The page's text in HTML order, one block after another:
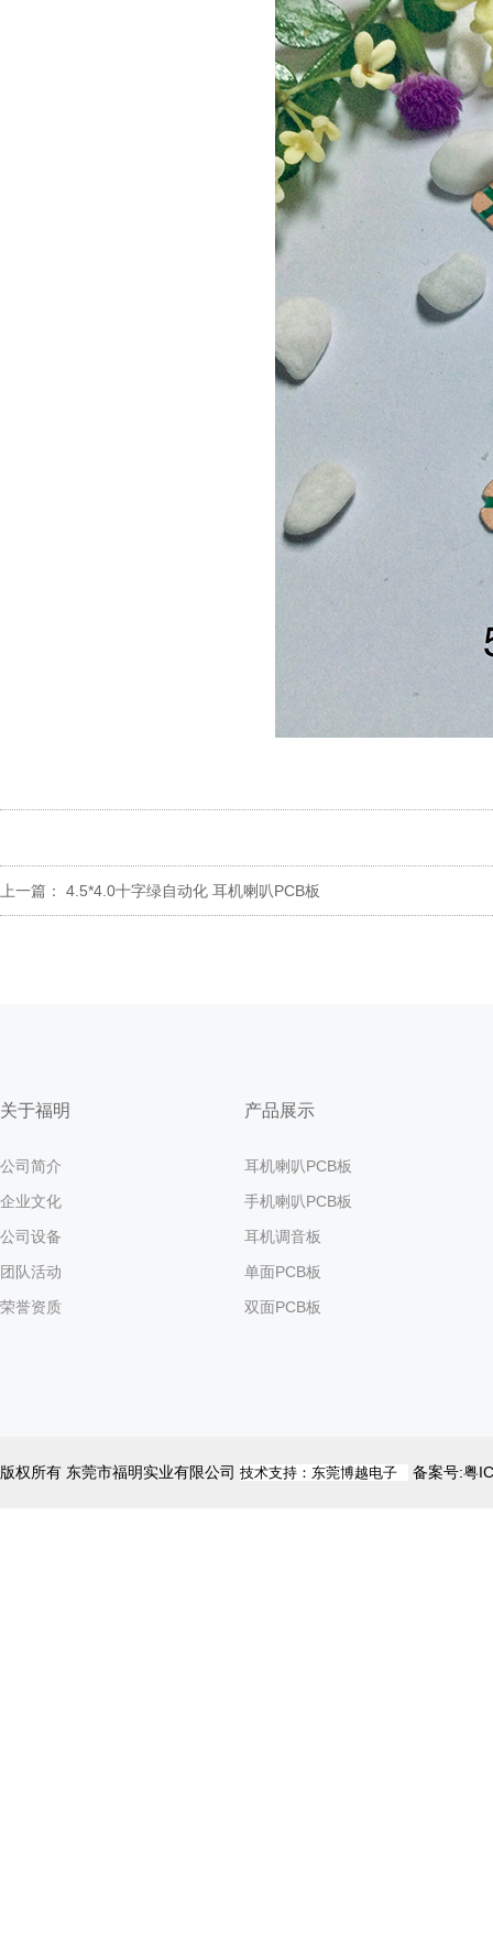
上一篇： 4.5*4.0十字绿自动化 耳机喇叭PCB板
关于福明
公司简介
企业文化
公司设备
团队活动
荣誉资质
产品展示
耳机喇叭PCB板
手机喇叭PCB板
耳机调音板
单面PCB板
双面PCB板
版权所有 东莞市福明实业有限公司 技术支持：东莞博越电子 备案号:粤